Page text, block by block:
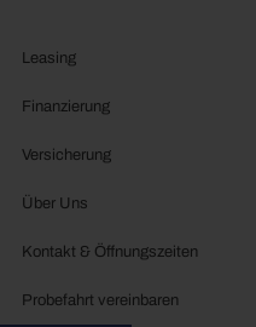
Leasing
Finanzierung
Versicherung
Über Uns
Kontakt & Öffnungszeiten
Probefahrt vereinbaren